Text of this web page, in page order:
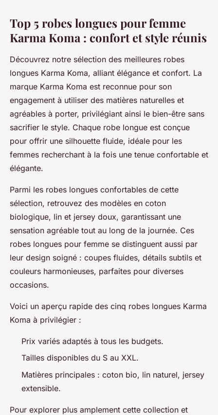
Top 5 robes longues pour femme
Karma Koma : confort et style réunis
Découvrez notre sélection des meilleures robes
longues Karma Koma, alliant élégance et confort. La
marque Karma Koma est reconnue pour son
engagement à utiliser des matières naturelles et
agréables à porter, privilégiant ainsi le bien-être sans
sacrifier le style. Chaque robe longue est conçue
pour offrir une silhouette fluide, idéale pour les
femmes recherchant à la fois une tenue confortable et
élégante.
Parmi les robes longues confortables de cette
sélection, retrouvez des modèles en coton
biologique, lin et jersey doux, garantissant une
sensation agréable tout au long de la journée. Ces
robes longues pour femme se distinguent aussi par
leur design soigné : coupes fluides, détails subtils et
couleurs harmonieuses, parfaites pour diverses
occasions.
Voici un aperçu rapide des cinq robes longues Karma
Koma à privilégier :
Prix variés adaptés à tous les budgets.
Tailles disponibles du S au XXL.
Matières principales : coton bio, lin naturel, jersey
extensible.
Pour explorer plus amplement cette collection et